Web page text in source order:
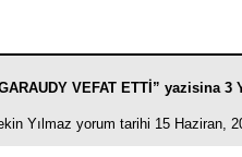
VEFAT ETTİ” yazisina
Yılmaz yorum tarihi 15 Haziran,